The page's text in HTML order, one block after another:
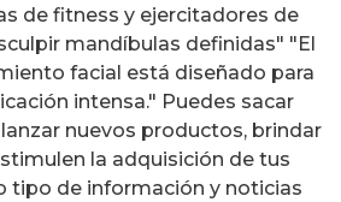
de fitness y ejercitadores de
mandíbulas definidas" "El
facial está diseñado para
intensa." Puedes sacar
nuevos productos, brindar
la adquisición de tus
tipo de información y noticias